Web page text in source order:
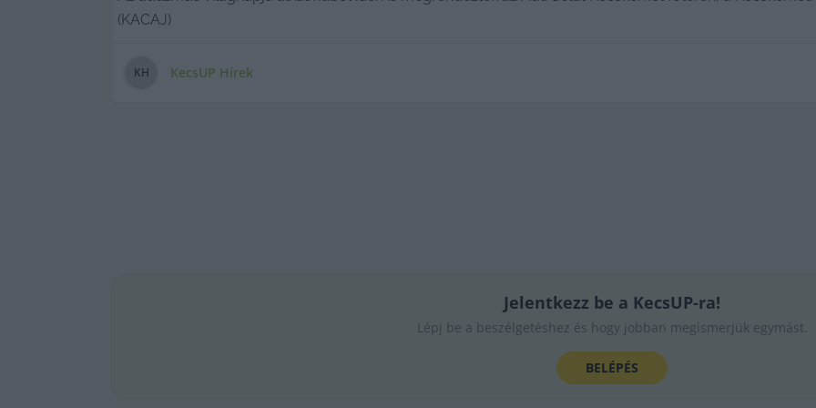
(KACAJ)
KH KecsUP Hírek
Jelentkezz be a KecsUP-ra!
Lépj be a beszélgetéshez és hogy jobban megismerjük egymást.
BELÉPÉS